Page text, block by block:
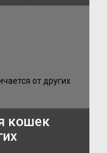
кошек